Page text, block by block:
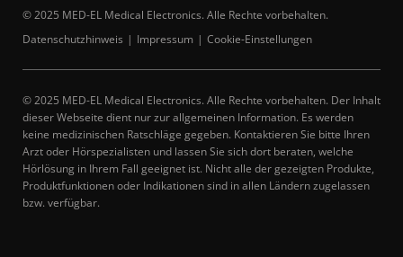
© 2025 MED-EL Medical Electronics. Alle Rechte vorbehalten.
Datenschutzhinweis
Impressum Cookie-Einstellungen
© 2025 MED-EL Medical Electronics. Alle Rechte vorbehalten. Der Inhalt
dieser Webseite dient nur zur allgemeinen Information. Es werden
keine medizinischen Ratschläge gegeben. Kontaktieren Sie bitte Ihren
Arzt oder Hörspezialisten und lassen Sie sich dort beraten, welche
Hörlösung in Ihrem Fall geeignet ist. Nicht alle der gezeigten Produkte,
Produktfunktionen oder Indikationen sind in allen Ländern zugelassen
bzw. verfügbar.